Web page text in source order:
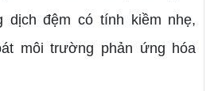
dịch đệm có tính kiềm nhẹ,
môi trường phản ứng hóa